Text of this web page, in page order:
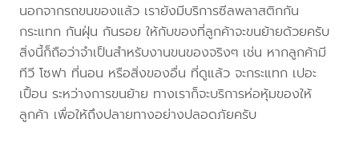
นอกจากรถขนของแล้ว เรายังมีบริการซีลพลาสติกกัน
กระแทก กันฝุ่น กันรอย ให้กับของที่ลูกค้าจะขนย้ายด้วยครับ
สิ่งนี้ก็ถือว่าจำเป็นสำหรับงานขนของจริงๆ เช่น หากลูกค้ามี
ทีวี โซฟา ที่นอน หรือสิ่งของอื่น ที่ดูแล้ว จะกระแทก เปอะ
เปื้อน ระหว่างการขนย้าย ทางเราก็จะบริการห่อหุ้มของให้
ลูกค้า เพื่อให้ถึงปลายทางอย่างปลอดภัยครับ